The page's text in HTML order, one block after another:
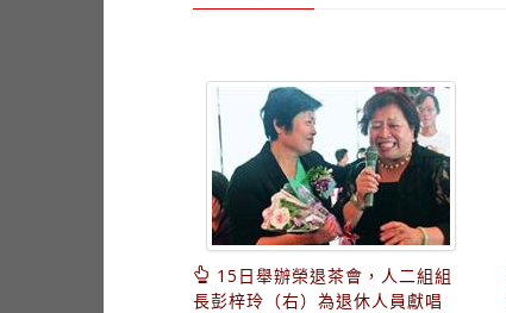
15日舉辦榮退茶會，人二組組
長彭梓玲（右）為退休人員獻唱